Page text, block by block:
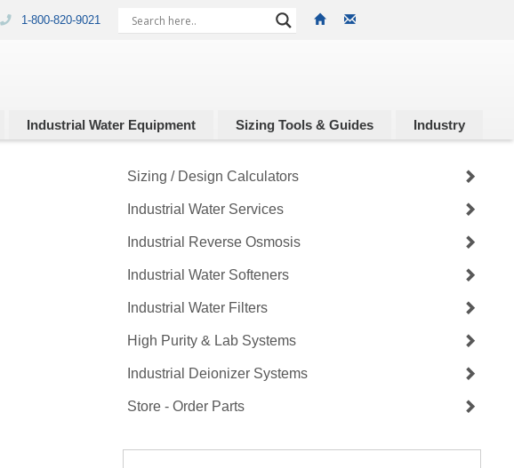
1-800-820-9021
Industrial Water Equipment Sizing Tools & Guides Industry
Sizing / Design Calculators
Industrial Water Services
Industrial Reverse Osmosis
Industrial Water Softeners
Industrial Water Filters
High Purity & Lab Systems
Industrial Deionizer Systems
Store - Order Parts